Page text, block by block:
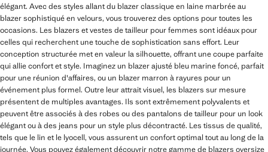
élégant. Avec des styles allant du blazer classique en laine marbrée au
blazer sophistiqué en velours, vous trouverez des options pour toutes les
occasions. Les blazers et vestes de tailleur pour femmes sont idéaux pour
celles qui recherchent une touche de sophistication sans effort. Leur
conception structurée met en valeur la silhouette, offrant une coupe parfaite
qui allie confort et style. Imaginez un blazer ajusté bleu marine foncé, parfait
pour une réunion d'affaires, ou un blazer marron à rayures pour un
événement plus formel. Outre leur attrait visuel, les blazers sur mesure
présentent de multiples avantages. Ils sont extrêmement polyvalents et
peuvent être associés à des robes ou des pantalons de tailleur pour un look
élégant ou à des jeans pour un style plus décontracté. Les tissus de qualité,
tels que le lin et le lyocell, vous assurent un confort optimal tout au long de la
journée. Vous pouvez également découvrir notre gamme de blazers oversize